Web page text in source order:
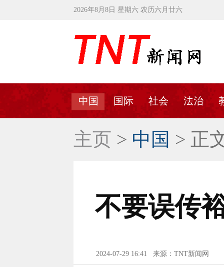
2026年8月8日 星期六 农历六月廿六
中国 国际 社会 法治
主页 > 中国 > 正
不要误传
2024-07-29 16:41 来源：TNT新闻网